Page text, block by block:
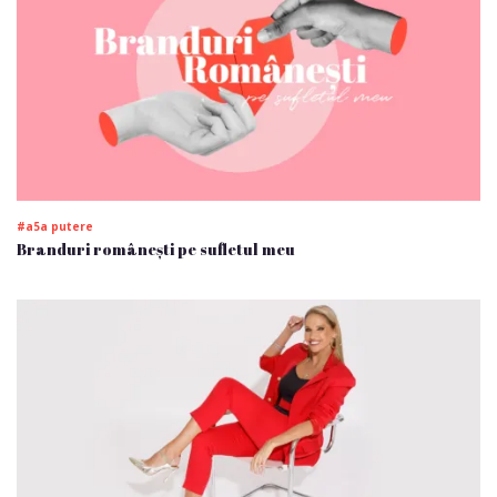
#a5a putere
Branduri românești pe sufletul meu